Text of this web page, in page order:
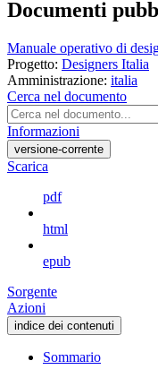
Documenti
Manuale operativo di
Progetto: Designers Italia
Amministrazione: italia
Cerca nel documento
Informazioni
versione-corrente
Scarica
pdf
html
epub
Sorgente
Azioni
indice dei contenuti
Sommario